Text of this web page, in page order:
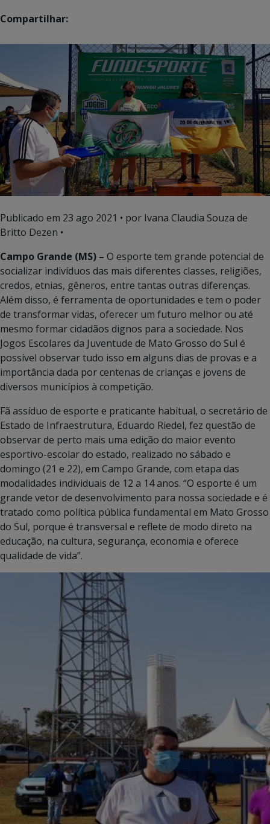
Compartilhar:
Publicado em 23 ago 2021 • por Ivana Claudia Souza de
Britto Dezen •
Campo Grande (MS) – O esporte tem grande potencial de
socializar indivíduos das mais diferentes classes, religiões,
credos, etnias, gêneros, entre tantas outras diferenças.
Além disso, é ferramenta de oportunidades e tem o poder
de transformar vidas, oferecer um futuro melhor ou até
mesmo formar cidadãos dignos para a sociedade. Nos
Jogos Escolares da Juventude de Mato Grosso do Sul é
possível observar tudo isso em alguns dias de provas e a
importância dada por centenas de crianças e jovens de
diversos municípios à competição.
Fã assíduo de esporte e praticante habitual, o secretário de
Estado de Infraestrutura, Eduardo Riedel, fez questão de
observar de perto mais uma edição do maior evento
esportivo-escolar do estado, realizado no sábado e
domingo (21 e 22), em Campo Grande, com etapa das
modalidades individuais de 12 a 14 anos. “O esporte é um
grande vetor de desenvolvimento para nossa sociedade e é
tratado como política pública fundamental em Mato Grosso
do Sul, porque é transversal e reflete de modo direto na
educação, na cultura, segurança, economia e oferece
qualidade de vida”.